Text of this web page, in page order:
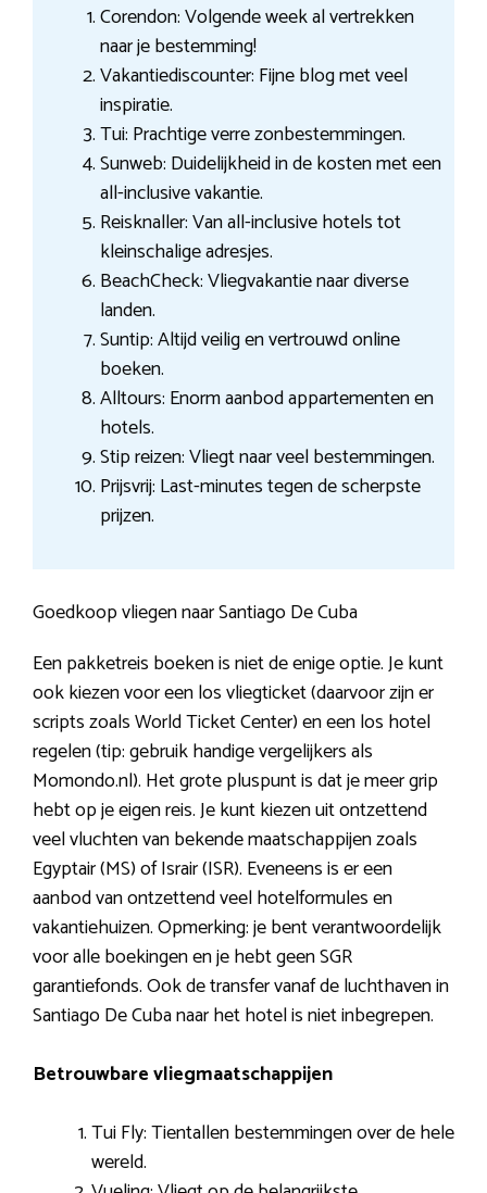
Corendon: Volgende week al vertrekken
naar je bestemming!
Vakantiediscounter: Fijne blog met veel
inspiratie.
Tui: Prachtige verre zonbestemmingen.
Sunweb: Duidelijkheid in de kosten met een
all-inclusive vakantie.
Reisknaller: Van all-inclusive hotels tot
kleinschalige adresjes.
BeachCheck: Vliegvakantie naar diverse
landen.
Suntip: Altijd veilig en vertrouwd online
boeken.
Alltours: Enorm aanbod appartementen en
hotels.
Stip reizen: Vliegt naar veel bestemmingen.
Prijsvrij: Last-minutes tegen de scherpste
prijzen.
Goedkoop vliegen naar Santiago De Cuba
Een pakketreis boeken is niet de enige optie. Je kunt
ook kiezen voor een los vliegticket (daarvoor zijn er
scripts zoals World Ticket Center) en een los hotel
regelen (tip: gebruik handige vergelijkers als
Momondo.nl). Het grote pluspunt is dat je meer grip
hebt op je eigen reis. Je kunt kiezen uit ontzettend
veel vluchten van bekende maatschappijen zoals
Egyptair (MS) of Israir (ISR). Eveneens is er een
aanbod van ontzettend veel hotelformules en
vakantiehuizen. Opmerking: je bent verantwoordelijk
voor alle boekingen en je hebt geen SGR
garantiefonds. Ook de transfer vanaf de luchthaven in
Santiago De Cuba naar het hotel is niet inbegrepen.
Betrouwbare vliegmaatschappijen
Tui Fly: Tientallen bestemmingen over de hele
wereld.